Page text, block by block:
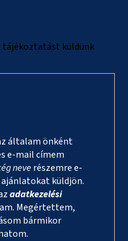
tájékoztatást küldünk
általam önként
e-mail címem
neverészemre e-
küldjön.
adatkezelési
Megértettem,
bármikor